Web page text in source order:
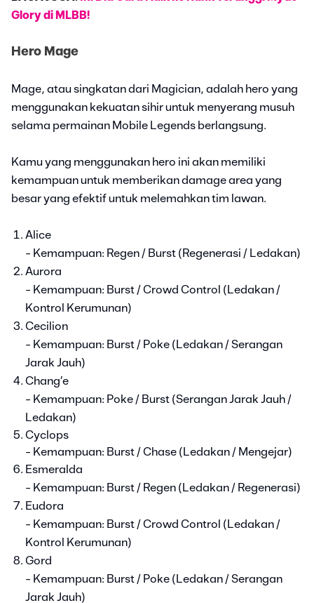
Glory di MLBB!
Hero Mage
Mage, atau singkatan dari Magician, adalah hero yang
menggunakan kekuatan sihir untuk menyerang musuh
selama permainan Mobile Legends berlangsung.
Kamu yang menggunakan hero ini akan memiliki
kemampuan untuk memberikan damage area yang
besar yang efektif untuk melemahkan tim lawan.
Alice
- Kemampuan: Regen / Burst (Regenerasi / Ledakan)
Aurora
- Kemampuan: Burst / Crowd Control (Ledakan /
Kontrol Kerumunan)
Cecilion
- Kemampuan: Burst / Poke (Ledakan / Serangan
Jarak Jauh)
Chang’e
- Kemampuan: Poke / Burst (Serangan Jarak Jauh /
Ledakan)
Cyclops
- Kemampuan: Burst / Chase (Ledakan / Mengejar)
Esmeralda
- Kemampuan: Burst / Regen (Ledakan / Regenerasi)
Eudora
- Kemampuan: Burst / Crowd Control (Ledakan /
Kontrol Kerumunan)
Gord
- Kemampuan: Burst / Poke (Ledakan / Serangan
Jarak Jauh)